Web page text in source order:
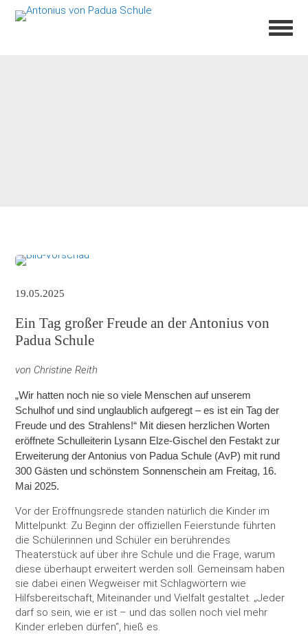
19.05.2025
Ein Tag großer Freude an der Antonius von
Padua Schule
von Christine Reith
„Wir hatten noch nie so viele Menschen auf unserem
Schulhof und sind unglaublich aufgeregt – es ist ein Tag der
Freude und des Strahlens!“ Mit diesen herzlichen Worten
eröffnete Schulleiterin Lysann Elze-Gischel den Festakt zur
Erweiterung der Antonius von Padua Schule (AvP) mit rund
300 Gästen und schönstem Sonnenschein am Freitag, 16.
Mai 2025.
Vor der Eröffnungsrede standen natürlich die Kinder im
Mittelpunkt: Zu Beginn der offiziellen Feierstunde führten
die Schülerinnen und Schüler ein berührendes
Theaterstück auf über ihre Schule und die Frage, warum
diese überhaupt erweitert werden soll. Gemeinsam haben
sie dabei einen Wegweiser mit Schlagwörtern wie
Hilfsbereitschaft, Miteinander und Vielfalt gestaltet. „Jeder
darf so sein, wie er ist – und das sollen noch viel mehr
Kinder erleben dürfen“, hieß es.